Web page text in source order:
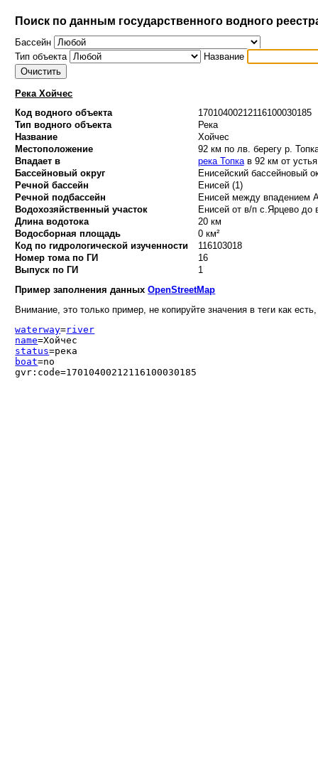
Поиск по данным государственного водного
Бассейн
Тип объекта
Название
Река Хойчес
Код водного объекта
17010400212116100030185
Тип водного объекта
Река
Название
Хойчес
Местоположение
92 км по лв. берегу р.
Впадает в
река Топкав 92 км от устья
Бассейновый округ
Енисейский бассейновый
Речной бассейн
Енисей (1)
Речной подбассейн
Енисей между впадением
Водохозяйственный участок
Енисей от в/п с.Ярцево до
Длина водотока
20 км
Водосборная площадь
0 км²
Код по гидрологической изученности
116103018
Номер тома по ГИ
16
Выпуск по ГИ
1
Пример заполнения данныхOpenStreetMap
Внимание, это только пример, не копируйте значения в теги как
waterway=river
name=Хойчес
status=река
boat=no
gvr:code=17010400212116100030185